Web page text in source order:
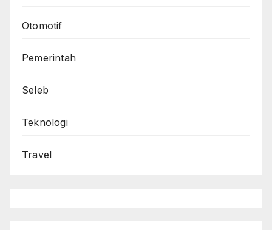
Otomotif
Pemerintah
Seleb
Teknologi
Travel